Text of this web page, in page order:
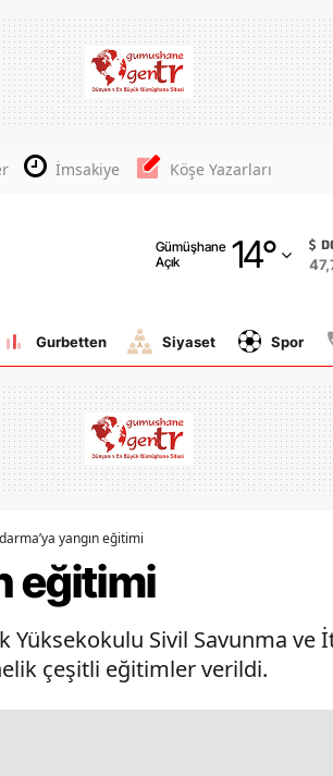
İmsakiye Köşe Yazarları
Gümüşhane
Açık
14°
Adana
Adıyaman
Amasya
Antalya
Aydın
Balıkesir
Bolu
Gurbetten Siyaset Spor
yangın eğitimi
eğitimi
Yüksekokulu Sivil Savunma
çeşitli eğitimler verildi.